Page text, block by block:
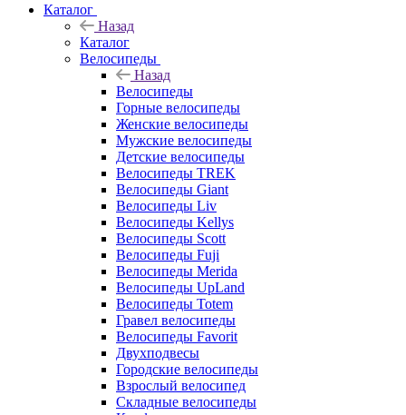
Каталог
Назад
Каталог
Велосипеды
Назад
Велосипеды
Горные велосипеды
Женские велосипеды
Мужские велосипеды
Детские велосипеды
Велосипеды TREK
Велосипеды Giant
Велосипеды Liv
Велосипеды Kellys
Велосипеды Scott
Велосипеды Fuji
Велосипеды Merida
Велосипеды UpLand
Велосипеды Totem
Гравел велосипеды
Велосипеды Favorit
Двухподвесы
Городские велосипеды
Взрослый велосипед
Складные велосипеды